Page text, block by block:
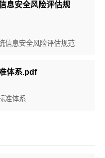
息安全风险评估规
信息安全风险评估规范
体系.pdf
准体系